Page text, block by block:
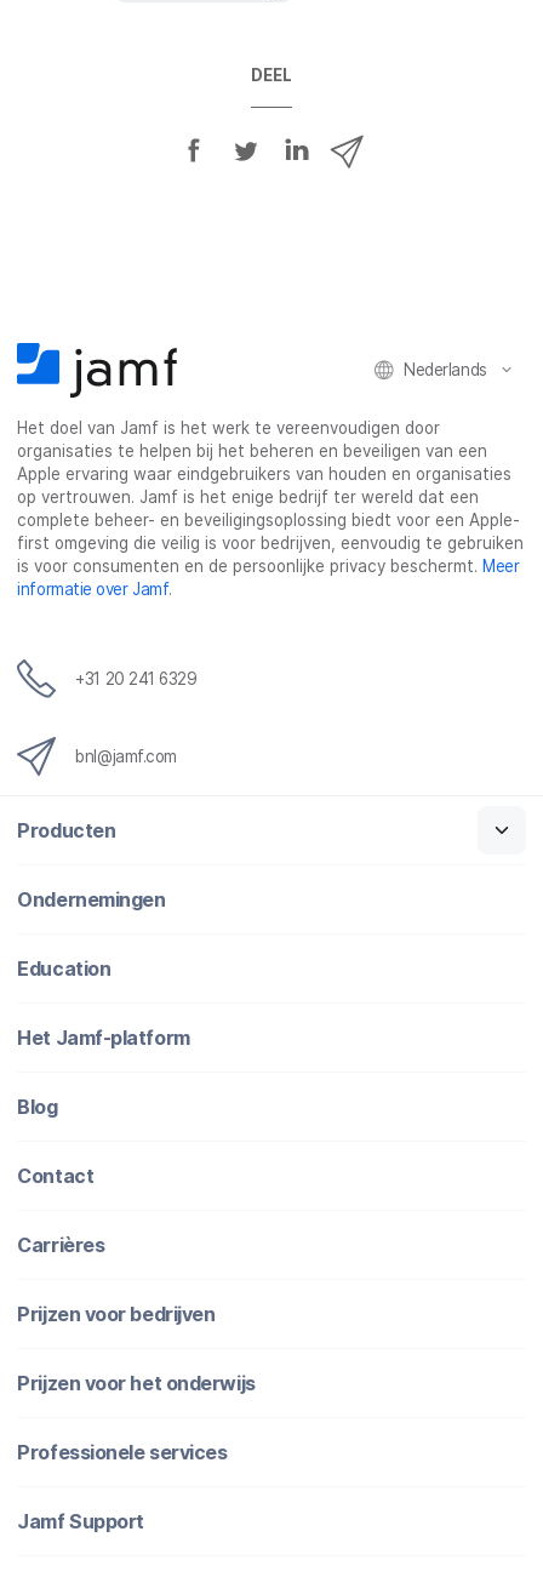
DEEL
D
b
o
o
k
D
t
e
D
e
d
I
n
-
a
i
l
Nederlands
Het doel van Jamf is het werk te vereenvoudigen door
organisaties te helpen bij het beheren en beveiligen van een
Apple ervaring waar eindgebruikers van houden en organisaties
op vertrouwen. Jamf is het enige bedrijf ter wereld dat een
complete beheer- en beveiligingsoplossing biedt voor een Apple-
first omgeving die veilig is voor bedrijven, eenvoudig te gebruiken
is voor consumenten en de persoonlijke privacy beschermt. Meer
informatie over Jamf.
+31 20 241 6329
bnl@jamf.com
Producten
Ondernemingen
Education
Het Jamf-platform
Blog
Contact
Carrières
Prijzen voor bedrijven
Prijzen voor het onderwijs
Professionele services
Jamf Support